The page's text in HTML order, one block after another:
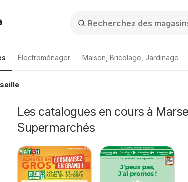
Électroménager Maison, Bricolage, Jardinage
Les catalogues en cours à
Supermarchés